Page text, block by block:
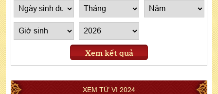
Xem kết quả
XEM TỬ VI 2024